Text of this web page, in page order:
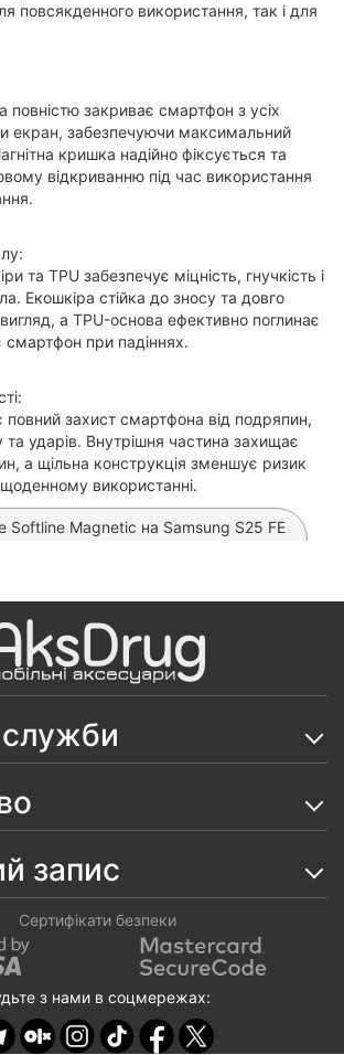
повсякденного використання, так і для
повністю закриває смартфон з усіх
екран, забезпечуючи максимальний
кришка надійно фіксується та
відкриванню під час використання
та TPU забезпечує міцність, гнучкість і
Екошкіра стійка до зносу та довго
а TPU-основа ефективно поглинає
при падіннях.
повний захист смартфона від подряпин,
та ударів. Внутрішня частина захищає
а щільна конструкція зменшує ризик
використанні.
Softline Magnetic на Samsung S25 FE
Carbon TPU на Samsung S25 FE
Book Case на Samsung S25 FE
Magnetic на Samsung S25 FE
Space TPU на Samsung S25 FE
MagSafe на Samsung S25 FE
Silicone Case на Samsung S25 FE
Matt MagSafe на Samsung Galaxy S25
FE
служби
запис
Сертифікати безпеки
з нами в соцмережах: